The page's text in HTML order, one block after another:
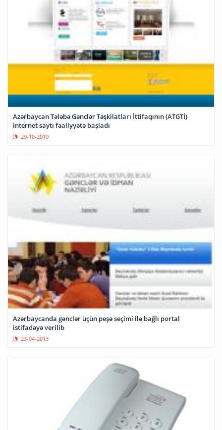
Azərbaycan Tələbə Gənclər Təşkilatları İttifaqının (ATGTİ)
internet saytı fəaliyyətə başladı
29-10-2010
Azərbaycanda gənclər üçün peşə seçimi ilə bağlı portal
istifadəyə verilib
23-04-2013